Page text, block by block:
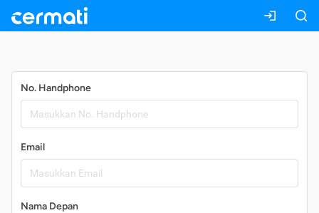
No. Handphone
Email
Nama Depan